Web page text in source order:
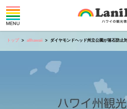
トップ allhawaii ダイヤモンドヘッド州立公園が落石防止